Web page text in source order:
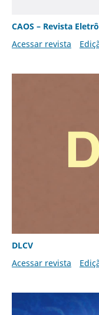
CAOS – Revista
Acessar revista
DLCV
Acessar revista